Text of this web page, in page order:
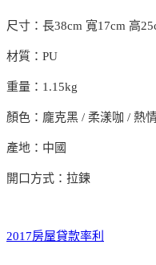
尺寸：長38cm 寬17cm 高
材質：PU
重量：1.15kg
顏色：龐克黑 / 柔漾咖 / 熱
產地：中國
開口方式：拉鍊
2017房屋貸款率利